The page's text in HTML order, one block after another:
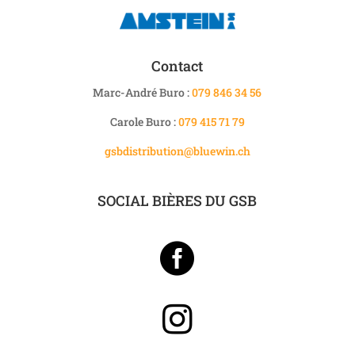
Contact
Marc-André Buro :079 846 34 56
Carole Buro :079 415 71 79
gsbdistribution@bluewin.ch
SOCIAL BIÈRES DU GSB

